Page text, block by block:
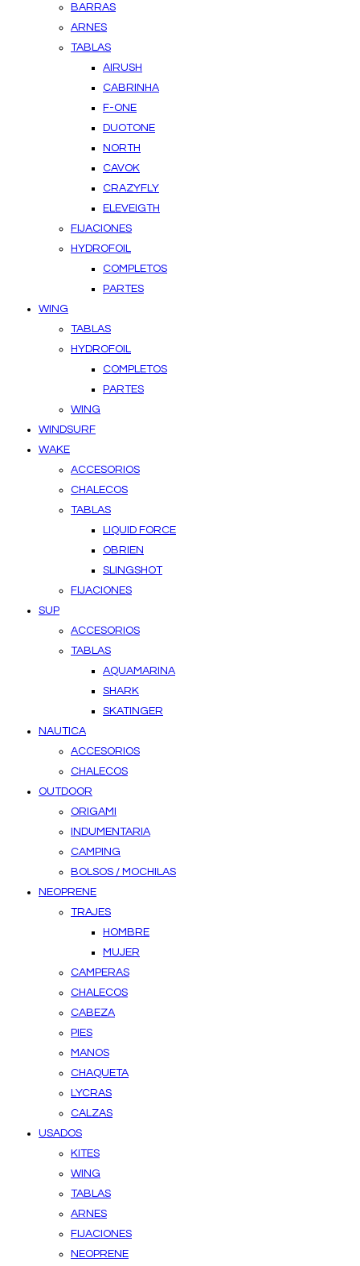
BARRAS
ARNES
TABLAS
AIRUSH
CABRINHA
F-ONE
DUOTONE
NORTH
CAVOK
CRAZYFLY
ELEVEIGTH
FIJACIONES
HYDROFOIL
COMPLETOS
PARTES
WING
TABLAS
HYDROFOIL
COMPLETOS
PARTES
WING
WINDSURF
WAKE
ACCESORIOS
CHALECOS
TABLAS
LIQUID FORCE
OBRIEN
SLINGSHOT
FIJACIONES
SUP
ACCESORIOS
TABLAS
AQUAMARINA
SHARK
SKATINGER
NAUTICA
ACCESORIOS
CHALECOS
OUTDOOR
ORIGAMI
INDUMENTARIA
CAMPING
BOLSOS / MOCHILAS
NEOPRENE
TRAJES
HOMBRE
MUJER
CAMPERAS
CHALECOS
CABEZA
PIES
MANOS
CHAQUETA
LYCRAS
CALZAS
USADOS
KITES
WING
TABLAS
ARNES
FIJACIONES
NEOPRENE